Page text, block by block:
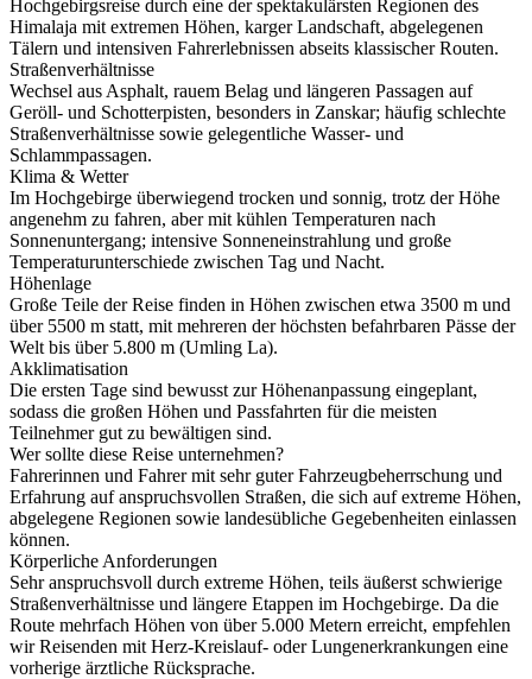
Hochgebirgsreise durch eine der spektakulärsten Regionen des
Himalaja mit extremen Höhen, karger Landschaft, abgelegenen
Tälern und intensiven Fahrerlebnissen abseits klassischer Routen.
Straßenverhältnisse
Wechsel aus Asphalt, rauem Belag und längeren Passagen auf
Geröll- und Schotterpisten, besonders in Zanskar; häufig schlechte
Straßenverhältnisse sowie gelegentliche Wasser- und
Schlammpassagen.
Klima & Wetter
Im Hochgebirge überwiegend trocken und sonnig, trotz der Höhe
angenehm zu fahren, aber mit kühlen Temperaturen nach
Sonnenuntergang; intensive Sonneneinstrahlung und große
Temperaturunterschiede zwischen Tag und Nacht.
Höhenlage
Große Teile der Reise finden in Höhen zwischen etwa 3500 m und
über 5500 m statt, mit mehreren der höchsten befahrbaren Pässe der
Welt bis über 5.800 m (Umling La).
Akklimatisation
Die ersten Tage sind bewusst zur Höhenanpassung eingeplant,
sodass die großen Höhen und Passfahrten für die meisten
Teilnehmer gut zu bewältigen sind.
Wer sollte diese Reise unternehmen?
Fahrerinnen und Fahrer mit sehr guter Fahrzeugbeherrschung und
Erfahrung auf anspruchsvollen Straßen, die sich auf extreme Höhen,
abgelegene Regionen sowie landesübliche Gegebenheiten einlassen
können.
Körperliche Anforderungen
Sehr anspruchsvoll durch extreme Höhen, teils äußerst schwierige
Straßenverhältnisse und längere Etappen im Hochgebirge. Da die
Route mehrfach Höhen von über 5.000 Metern erreicht, empfehlen
wir Reisenden mit Herz-Kreislauf- oder Lungenerkrankungen eine
vorherige ärztliche Rücksprache.